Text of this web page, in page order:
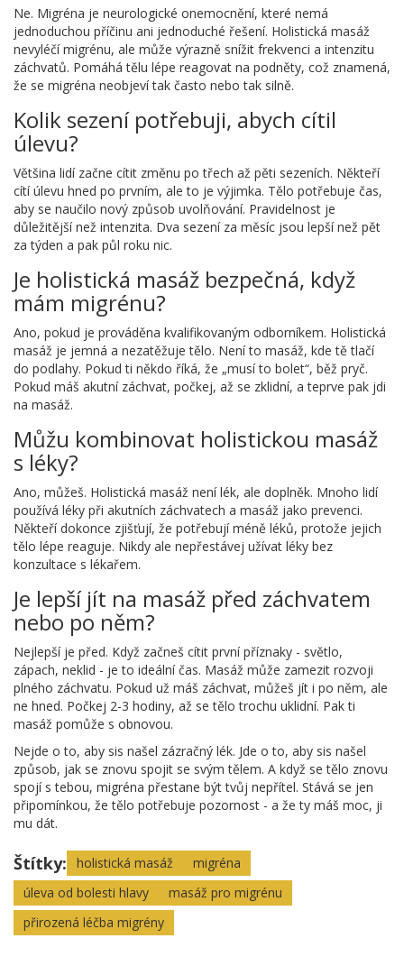
Ne. Migréna je neurologické onemocnění, které nemá
jednoduchou příčinu ani jednoduché řešení. Holistická masáž
nevyléčí migrénu, ale může výrazně snížit frekvenci a intenzitu
záchvatů. Pomáhá tělu lépe reagovat na podněty, což znamená,
že se migréna neobjeví tak často nebo tak silně.
Kolik sezení potřebuji, abych cítil
úlevu?
Většina lidí začne cítit změnu po třech až pěti sezeních. Někteří
cítí úlevu hned po prvním, ale to je výjimka. Tělo potřebuje čas,
aby se naučilo nový způsob uvolňování. Pravidelnost je
důležitější než intenzita. Dva sezení za měsíc jsou lepší než pět
za týden a pak půl roku nic.
Je holistická masáž bezpečná, když
mám migrénu?
Ano, pokud je prováděna kvalifikovaným odborníkem. Holistická
masáž je jemná a nezatěžuje tělo. Není to masáž, kde tě tlačí
do podlahy. Pokud ti někdo říká, že „musí to bolet“, běž pryč.
Pokud máš akutní záchvat, počkej, až se zklidní, a teprve pak jdi
na masáž.
Můžu kombinovat holistickou masáž
s léky?
Ano, můžeš. Holistická masáž není lék, ale doplněk. Mnoho lidí
používá léky při akutních záchvatech a masáž jako prevenci.
Někteří dokonce zjišťují, že potřebují méně léků, protože jejich
tělo lépe reaguje. Nikdy ale nepřestávej užívat léky bez
konzultace s lékařem.
Je lepší jít na masáž před záchvatem
nebo po něm?
Nejlepší je před. Když začneš cítit první příznaky - světlo,
zápach, neklid - je to ideální čas. Masáž může zamezit rozvoji
plného záchvatu. Pokud už máš záchvat, můžeš jít i po něm, ale
ne hned. Počkej 2-3 hodiny, až se tělo trochu uklidní. Pak ti
masáž pomůže s obnovou.
Nejde o to, aby sis našel zázračný lék. Jde o to, aby sis našel
způsob, jak se znovu spojit se svým tělem. A když se tělo znovu
spojí s tebou, migréna přestane být tvůj nepřítel. Stává se jen
připomínkou, že tělo potřebuje pozornost - a že ty máš moc, ji
mu dát.
Štítky: holistická masáž
migréna
úleva od bolesti hlavy
masáž pro migrénu
přirozená léčba migrény